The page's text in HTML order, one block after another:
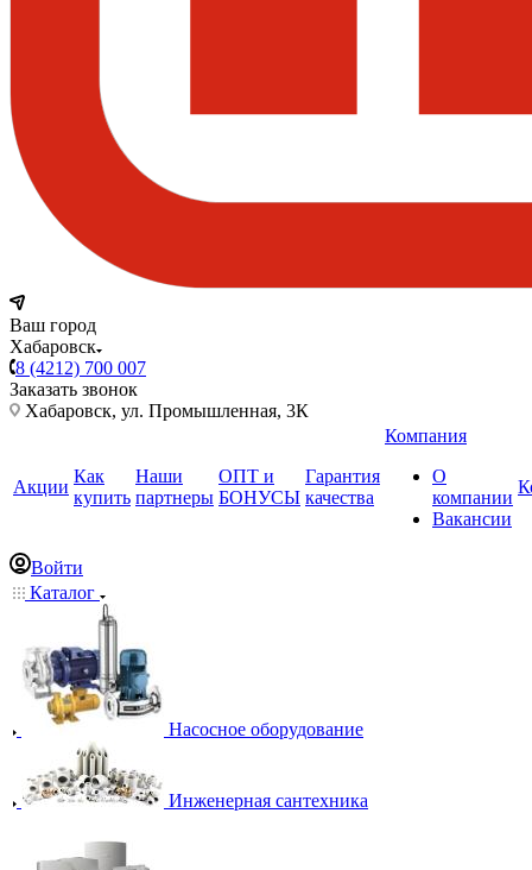
Ваш город
Хабаровск
8 (4212) 700 007
Заказать звонок
Хабаровск, ул. Промышленная, 3К
Акции
Как
купить
Наши
партнеры
ОПТ и
БОНУСЫ
Гарантия
качества
Компания
О
компании
Вакансии
Войти
Каталог
Насосное оборудование
Инженерная сантехника